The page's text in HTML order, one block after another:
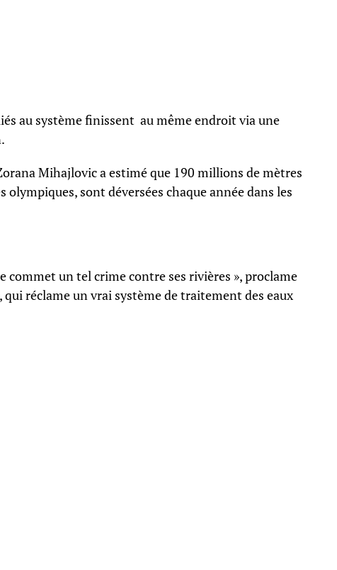
au système finissent au même endroit via une
Mihajlovic a estimé que 190 millions de mètres
olympiques, sont déversées chaque année dans les
commet un tel crime contre ses rivières », proclame
qui réclame un vrai système de traitement des eaux